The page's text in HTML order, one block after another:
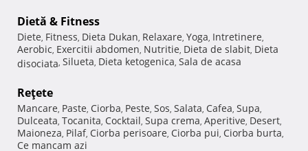
Dietă & Fitness
Diete, Fitness, Dieta Dukan, Relaxare, Yoga, Intretinere,
Aerobic, Exercitii abdomen, Nutritie, Dieta de slabit, Dieta
disociata, Silueta, Dieta ketogenica, Sala de acasa
Reţete
Mancare, Paste, Ciorba, Peste, Sos, Salata, Cafea, Supa,
Dulceata, Tocanita, Cocktail, Supa crema, Aperitive, Desert,
Maioneza, Pilaf, Ciorba perisoare, Ciorba pui, Ciorba burta,
Ce mancam azi